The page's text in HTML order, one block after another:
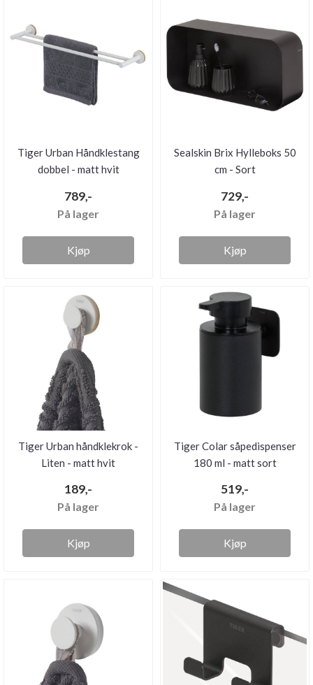
Tiger Urban Håndklestang
dobbel - matt hvit
789,-
På lager
Kjøp
Sealskin Brix Hylleboks 50
cm - Sort
729,-
På lager
Kjøp
Tiger Urban håndklekrok -
Liten - matt hvit
189,-
På lager
Kjøp
Tiger Colar såpedispenser
180 ml - matt sort
519,-
På lager
Kjøp